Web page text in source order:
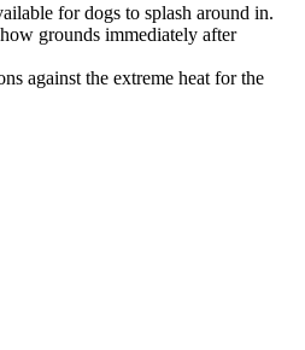
for dogs to splash around in.
grounds immediately after
against the extreme heat for the